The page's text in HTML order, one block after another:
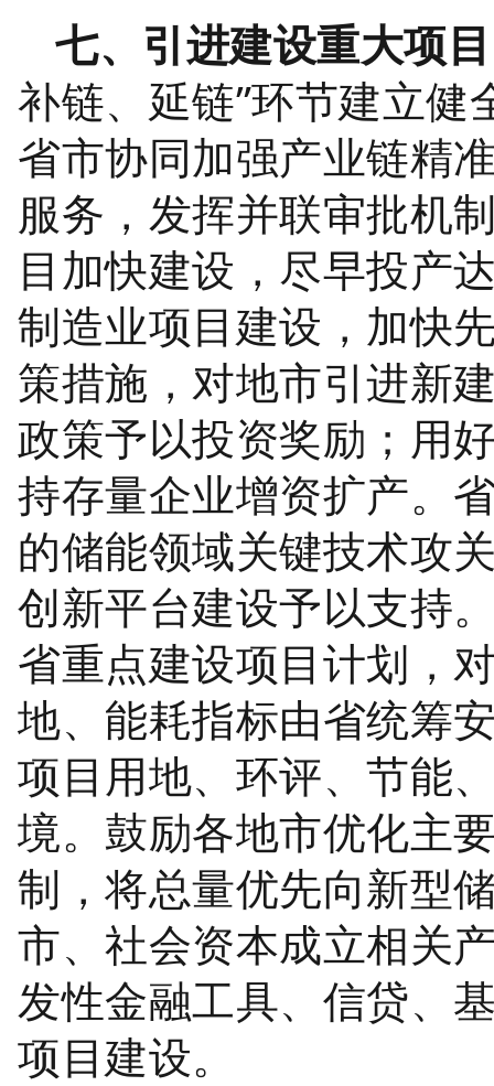
七、引进建设重大项
补链、延链”环节建立健
省市协同加强产业链精
服务，发挥并联审批机
目加快建设，尽早投产
制造业项目建设，加快
策措施，对地市引进新
政策予以投资奖励；用
持存量企业增资扩产。
的储能领域关键技术攻
创新平台建设予以支持
省重点建设项目计划，
地、能耗指标由省统筹
项目用地、环评、节能
境。鼓励各地市优化主
制，将总量优先向新型
市、社会资本成立相关
发性金融工具、信贷、
项目建设。